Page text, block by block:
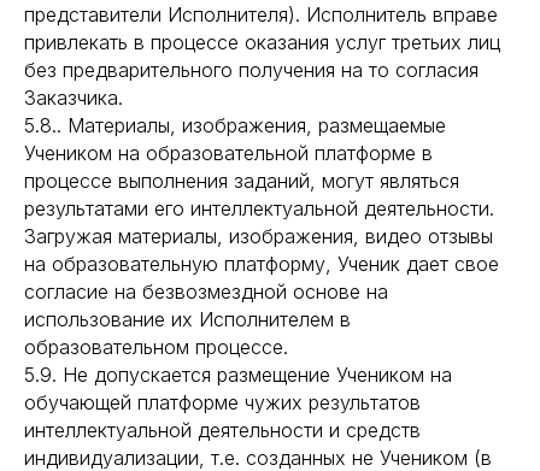
представители Исполнителя). Исполнитель вправе
привлекать в процессе оказания услуг третьих лиц
без предварительного получения на то согласия
Заказчика.
5.8.. Материалы, изображения, размещаемые
Учеником на образовательной платформе в
процессе выполнения заданий, могут являться
результатами его интеллектуальной деятельности.
Загружая материалы, изображения, видео отзывы
на образовательную платформу, Ученик дает свое
согласие на безвозмездной основе на
использование их Исполнителем в
образовательном процессе.
5.9. Не допускается размещение Учеником на
обучающей платформе чужих результатов
интеллектуальной деятельности и средств
индивидуализации, т.е. созданных не Учеником (в